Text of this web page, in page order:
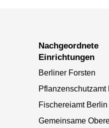
Nachgeordnete
Einrichtungen
Berliner Forsten
Pflanzenschutzamt
Fischereiamt Berlin
Gemeinsame